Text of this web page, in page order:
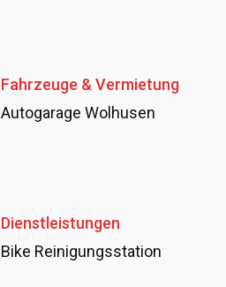
Fahrzeuge & Vermietung
Autogarage Wolhusen
Dienstleistungen
Bike Reinigungsstation